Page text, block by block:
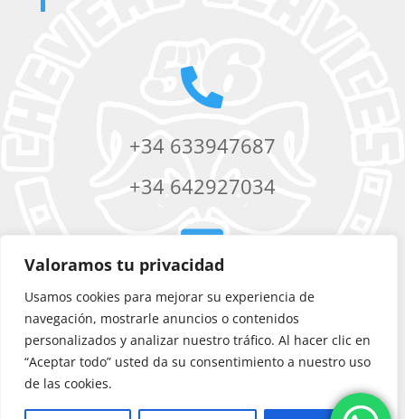
Valoramos tu privacidad
Usamos cookies para mejorar su experiencia de
navegación, mostrarle anuncios o contenidos
personalizados y analizar nuestro tráfico. Al hacer clic en
“Aceptar todo” usted da su consentimiento a nuestro uso
de las cookies.

+34 633947687
+34 642927034

chevere56services@yahoo.com